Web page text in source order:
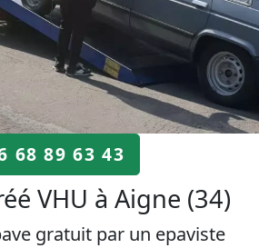
68 89 63 43
VHU à Aigne (34)
gratuit par un epaviste